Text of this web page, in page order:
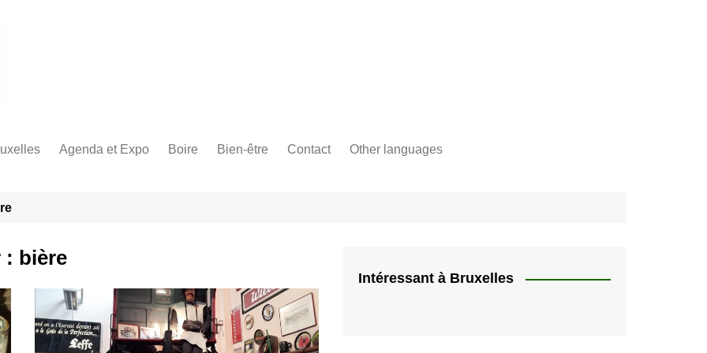
de
amis
amoureux
Agenda et Expo
Bruxelles
Boire Bien-être
endroits où vous pouvez pratiquer
votre sport préféré à Bruxelles.
Utile à Bruxelles
Contact Other languages
Español
: bière
Intéressant à Bruxelles